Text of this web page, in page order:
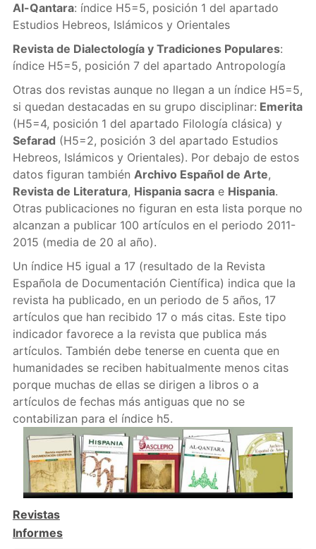
Al-Qantara: índice H5=5, posición 1 del apartado
Estudios Hebreos, Islámicos y Orientales
Revista de Dialectología y Tradiciones Populares:
índice H5=5, posición 7 del apartado Antropología
Otras dos revistas aunque no llegan a un índice H5=5,
si quedan destacadas en su grupo disciplinar: Emerita
(H5=4, posición 1 del apartado Filología clásica) y
Sefarad (H5=2, posición 3 del apartado Estudios
Hebreos, Islámicos y Orientales). Por debajo de estos
datos figuran también Archivo Español de Arte,
Revista de Literatura, Hispania sacrae Hispania.
Otras publicaciones no figuran en esta lista porque no
alcanzan a publicar 100 artículos en el periodo 2011-
2015 (media de 20 al año).
Un índice H5 igual a 17 (resultado de la Revista
Española de Documentación Científica) indica que la
revista ha publicado, en un periodo de 5 años, 17
artículos que han recibido 17 o más citas. Este tipo
indicador favorece a la revista que publica más
artículos. También debe tenerse en cuenta que en
humanidades se reciben habitualmente menos citas
porque muchas de ellas se dirigen a libros o a
artículos de fechas más antiguas que no se
contabilizan para el índice h5.
Revistas
Informes